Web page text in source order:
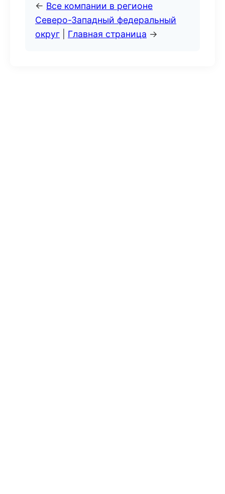
← Все компании в регионе
Северо-Западный федеральный
округ
Главная страница →